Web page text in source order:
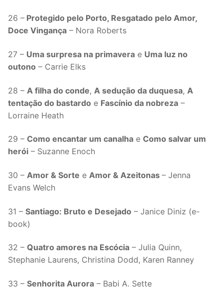
26 – Protegido pelo Porto, Resgatado pelo Amor,
Doce Vingança – Nora Roberts
27 – Uma surpresa na primavera e Uma luz no
outono – Carrie Elks
28 – A filha do conde, A sedução da duquesa, A
tentação do bastardo e Fascínio da nobreza –
Lorraine Heath
29 – Como encantar um canalha e Como salvar um
herói – Suzanne Enoch
30 – Amor & Sorte e Amor & Azeitonas – Jenna
Evans Welch
31 – Santiago: Bruto e Desejado – Janice Diniz (e-
book)
32 – Quatro amores na Escócia – Julia Quinn,
Stephanie Laurens, Christina Dodd, Karen Ranney
33 – Senhorita Aurora – Babi A. Sette